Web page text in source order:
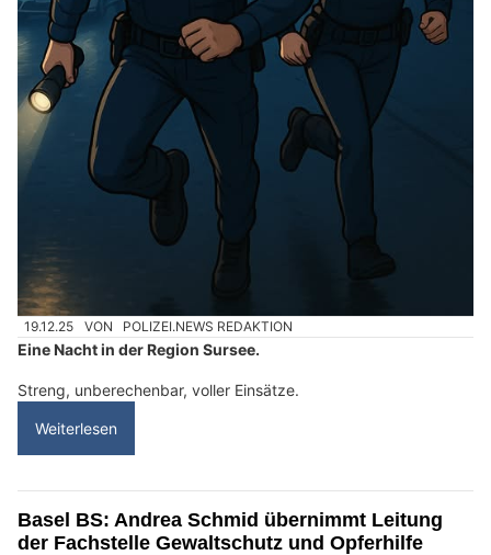
19.12.25 VON POLIZEI.NEWS REDAKTION
Eine Nacht in der Region Sursee.
Streng, unberechenbar, voller Einsätze.
Weiterlesen
Basel BS: Andrea Schmid übernimmt Leitung
der Fachstelle Gewaltschutz und Opferhilfe